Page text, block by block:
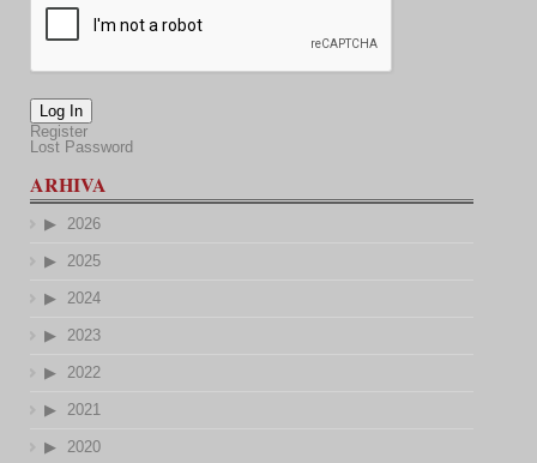
Log In
Register
Lost Password
ARHIVA
2026
2025
2024
2023
2022
2021
2020